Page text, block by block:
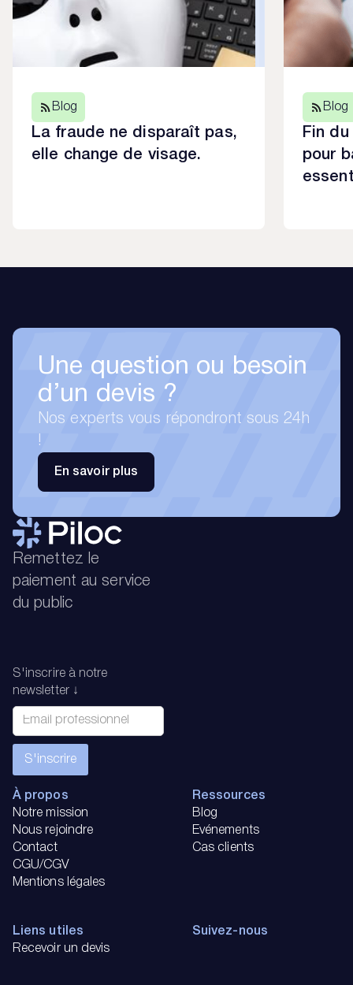
Blog
La fraude ne disparaît pas,
elle change de visage.
Blog
Fin
pour
Une question ou besoin
d’un devis ?
Nos experts vous répondront sous 24h
!
En savoir plus
Remettez le
paiement au service
du public
S'inscrire à notre
newsletter ↓
À propos
Notre mission
Nous rejoindre
Contact
CGU/CGV
Mentions légales
Ressources
Blog
Evénements
Cas clients
Liens utiles
Recevoir un devis
Suivez-nous